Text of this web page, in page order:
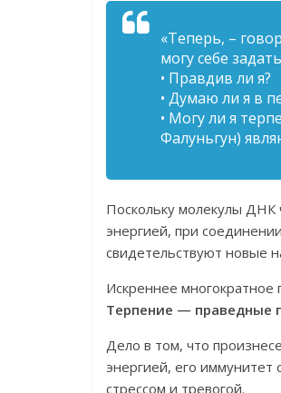
«Теперь, –
могу себе
• Правдив ли я?
• Думаю ли я в
• Могу ли я
Фалуньгун)
Поскольку молекулы ДНК
энергией, при
свидетельствуют новые
Искреннее многократное
Терпение — праведные
Дело в том, что
энергией, его иммунитет
стрессом и тревогой.